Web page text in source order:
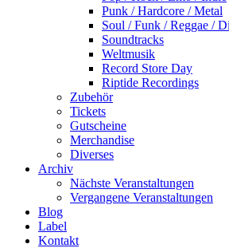
Punk / Hardcore / Metal
Soul / Funk / Reggae /
Soundtracks
Weltmusik
Record Store Day
Riptide Recordings
Zubehör
Tickets
Gutscheine
Merchandise
Diverses
Archiv
Nächste Veranstaltungen
Vergangene Veranstaltungen
Blog
Label
Kontakt